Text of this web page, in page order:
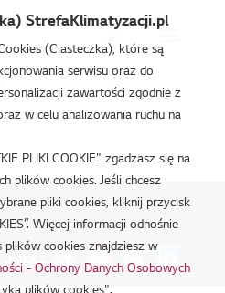
danych osobowych.|
cookie
Połącz:
StrefaKlimatyzacji.pl
(Ciasteczka), które są
serwisu oraz do
zawartości zgodnie z
w celu analizowania ruchu na
PLIKI COOKIE" zgadzasz się na
plików cookies. Jeśli chcesz
pliki cookies, kliknij przycisk
Więcej informacji odnośnie
cookies znajdziesz w
- Ochrony Danych Osobowych